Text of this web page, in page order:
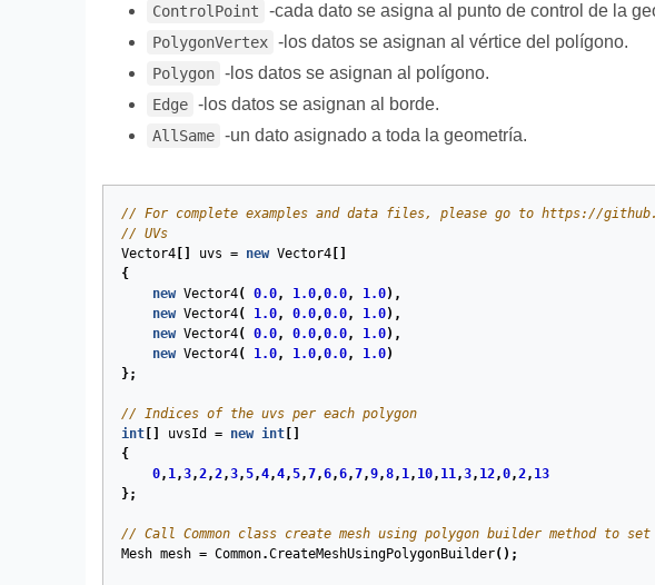
ControlPoint -cada dato se asigna al punto de control de la
PolygonVertex -los datos se asignan al vértice del polígono.
Polygon -los datos se asignan al polígono.
Edge -los datos se asignan al borde.
AllSame -un dato asignado a toda la geometría.
// For complete examples and data files, please go to https://
// UVs
Vector4[] uvs = new Vector4[]
{
new Vector4( 0.0, 1.0,0.0, 1.0),
new Vector4( 1.0, 0.0,0.0, 1.0),
new Vector4( 0.0, 0.0,0.0, 1.0),
new Vector4( 1.0, 1.0,0.0, 1.0)
};
// Indices of the uvs per each polygon
int[] uvsId = new int[]
{
0, 1,3,2,2,3,5,4,4,5,7,6,6,7,9,8, 1, 10, 11,3, 12,0,2, 13
};
// Call Common class create mesh using polygon builder method to set
Mesh mesh = Common.CreateMeshUsingPolygonBuilder();